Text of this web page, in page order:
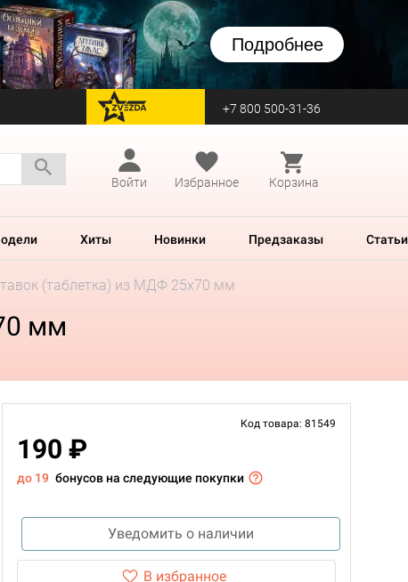
Подробнее
перейти на Zvezda +7 800 500-31-36
Войти
Избранное Корзина
Хиты Новинки Предзаказы Статьи
(таблетка) из МДФ 25х70 мм
мм
Код товара: 81549
190 ₽
до 19 бонусов на следующие покупки
Уведомить о наличии
В избранное